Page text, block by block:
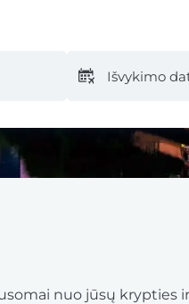
Išvykimo
nuo jūsų krypties